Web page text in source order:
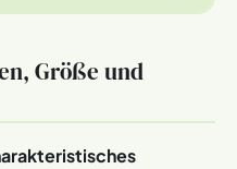
Größe und